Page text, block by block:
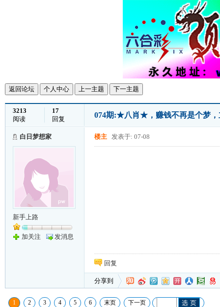
返回论坛 个人中心 上一主题 下一主题
3213
阅读
17
回复
074期:★八肖★，赚钱不再是个梦
白日梦想家
新手上路
加关注 发消息
楼主 发表于: 07-08
回复
分享到
1 2 3 4 5 6 末页 下一页 选 页